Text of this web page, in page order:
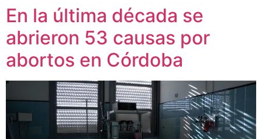
En la última década se
abrieron 53 causas por
abortos en Córdoba